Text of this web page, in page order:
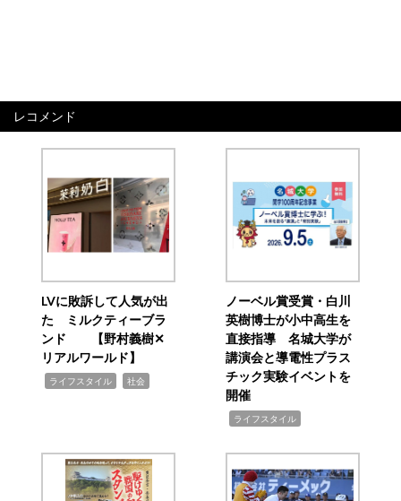
レコメンド
LVに敗訴して人気が出
た ミルクティーブラ
ンド 【野村義樹✕
リアルワールド】
ライフスタイル 社会
ノーベル賞受賞・白川
英樹博士が小中高生を
直接指導 名城大学が
講演会と導電性プラス
チック実験イベントを
開催
ライフスタイル